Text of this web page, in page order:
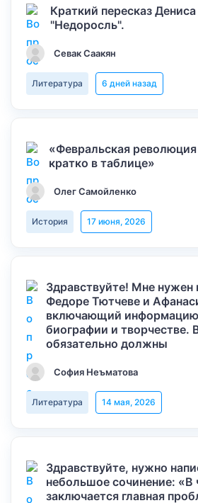
Краткий пересказ
"Недоросль".
Севак Саакян
Литература 6 дней назад
«Февральская революция
кратко в таблице»
Олег Самойленко
История 17 июня, 2026
Здравствуйте! Мне нужен
Федоре Тютчеве и
включающий информацию
биографии и творчестве.
обязательно должны
София Неъматова
Литература 14 мая, 2026
Здравствуйте, нужно
небольшое сочинение: «В
заключается главная